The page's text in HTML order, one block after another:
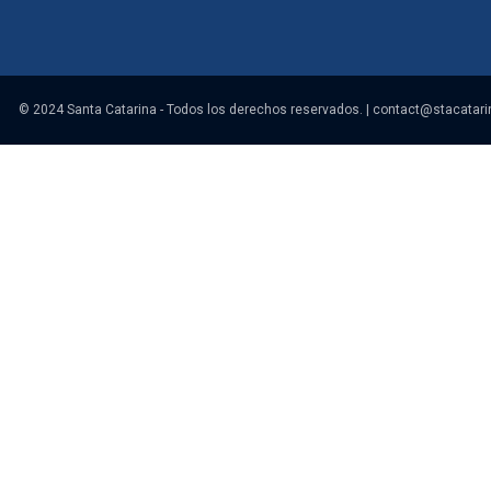
© 2024 Santa Catarina - Todos los derechos reservados. |